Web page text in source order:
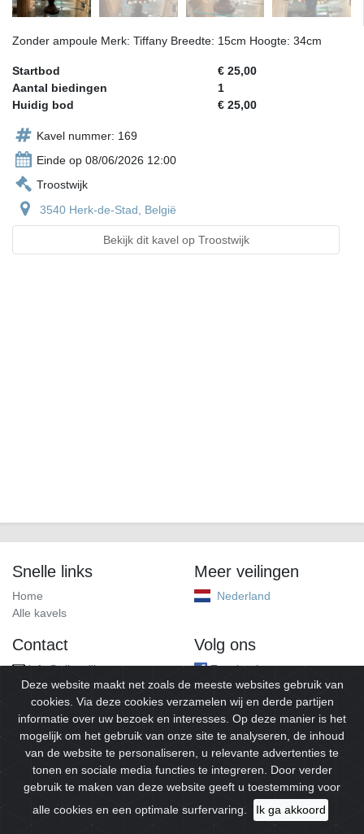
Zonder ampoule Merk: Tiffany Breedte: 15cm Hoogte: 34cm
Startbod
€ 25,00
Aantal biedingen
1
Huidig bod
€ 25,00
Kavel nummer: 169
Einde op 08/06/2026 12:00
Troostwijk
3540 Herk-de-Stad, België
Bekijk dit kavel op Troostwijk
Snelle links
Home
Alle kavels
Meer veilingen
Nederland
Contact
info@alleveilingen.net
Volg ons
Facebook
© 2026Alleveilingen.Alle rechten voorbehouden.
Deze website maakt net zoals de meeste websites gebruik van
cookies. Via deze cookies verzamelen wij en derde partijen
informatie over uw bezoek en interesses. Op deze manier is het
mogelijk om het gebruik van onze site te analyseren, de inhoud
van de website te personaliseren, u relevante advertenties te
tonen en sociale media functies te integreren. Door verder
gebruik te maken van deze website geeft u toestemming voor
alle cookies en een optimale surfervaring.
Ik ga akkoord